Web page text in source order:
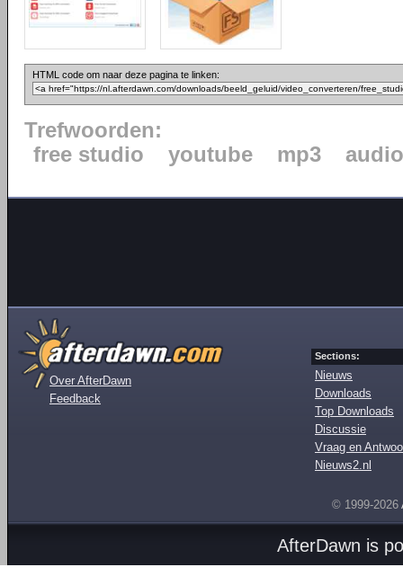
HTML code om naar deze pagina te linken:
Trefwoorden:
free studio
youtube mp3 audio
Over AfterDawn
Feedback
Sections:
Nieuws
Downloads
Top Downloads
Discussie
Vraag en
Nieuws2.nl
© 1999-2026
AfterDawn is